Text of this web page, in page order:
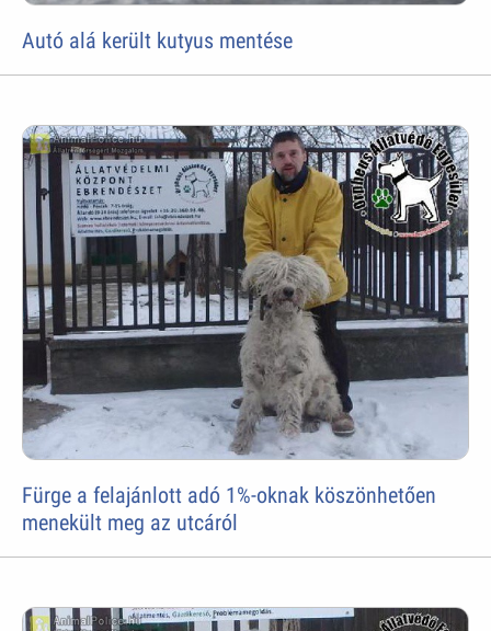
Autó alá került kutyus mentése
Fürge a felajánlott adó 1%-oknak köszönhetően
menekült meg az utcáról